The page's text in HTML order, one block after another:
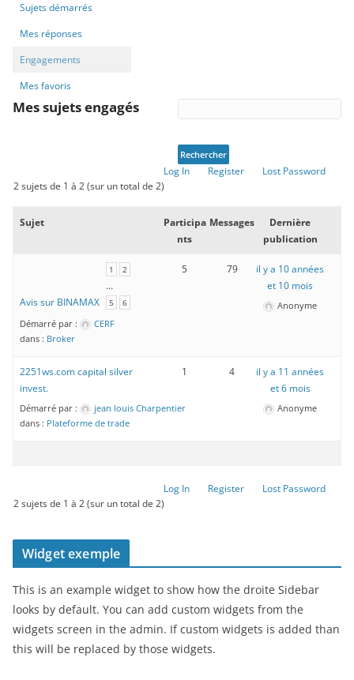
Sujets démarrés
Mes réponses
Engagements
Mes favoris
Mes sujets engagés
Log In Register
Lost Password
2 sujets de 1 à 2 (sur un total de 2)
Sujet
Participa
nts
Messages
Dernière
publication
Avis sur BINAMAX
1 2
…
5 6
Démarré par :
CERF
dans : Broker
5 79
il y a 10 années
et 10 mois
Anonyme
2251ws.com capital silver
invest.
Démarré par :
jean louis Charpentier
dans : Plateforme de trade
1 4
il y a 11 années
et 6 mois
Anonyme
Log In Register
Lost Password
2 sujets de 1 à 2 (sur un total de 2)
Widget exemple
This is an example widget to show how the droite Sidebar
looks by default. You can add custom widgets from the
widgets screen in the admin. If custom widgets is added than
this will be replaced by those widgets.